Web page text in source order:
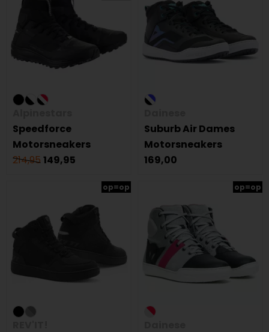
Speedforce
Motorsneakers
214,95 149,95
Suburb Air Dames
Motorsneakers
169,00
op=op op=op